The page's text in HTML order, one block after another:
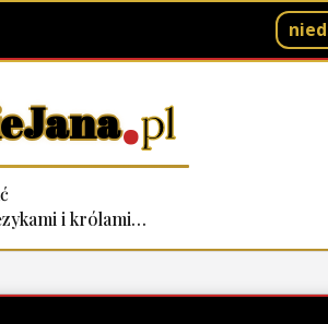
.pl
i królami…